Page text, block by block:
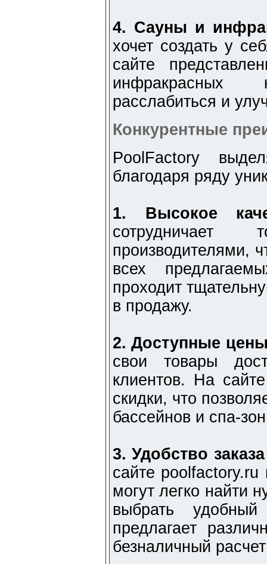
4. Сауны и
хочет создать у
сайте
инфракрасных
расслабиться и
Конкурентные
PoolFactory
благодаря ряду
1. Высокое
производителями,
всех
проходит
в продажу.
2. Доступные
свои товары
клиентов. На
скидки, что
бассейнов и спа-
3. Удобство
сайте
могут легко найти
выбрать
предлагает
безналичный